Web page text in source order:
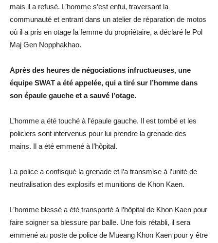
mais il a refusé. L’homme s’est enfui, traversant la
communauté et entrant dans un atelier de réparation de motos
où il a pris en otage la femme du propriétaire, a déclaré le Pol
Maj Gen Nopphakhao.
Après des heures de négociations infructueuses, une
équipe SWAT a été appelée, qui a tiré sur l’homme dans
son épaule gauche et a sauvé l’otage.
L’homme a été touché à l’épaule gauche. Il est tombé et les
policiers sont intervenus pour lui prendre la grenade des
mains. Il a été emmené à l’hôpital.
La police a confisqué la grenade et l’a transmise à l’unité de
neutralisation des explosifs et munitions de Khon Kaen.
L’homme blessé a été transporté à l’hôpital de Khon Kaen pour
faire soigner sa blessure par balle. Une fois rétabli, il sera
emmené au poste de police de Mueang Khon Kaen pour y être